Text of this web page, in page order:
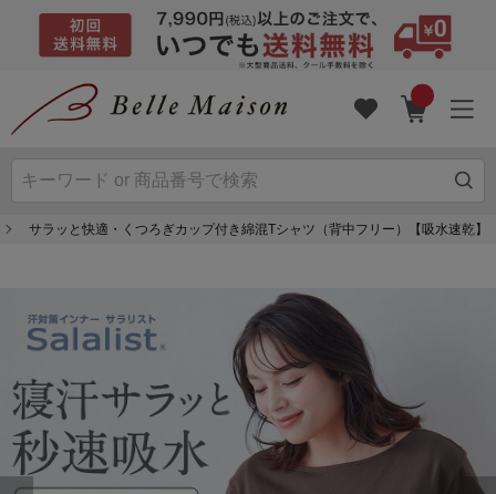
サラッと快適・くつろぎカップ付き綿混Tシャツ（背中フリー）【吸水速乾】